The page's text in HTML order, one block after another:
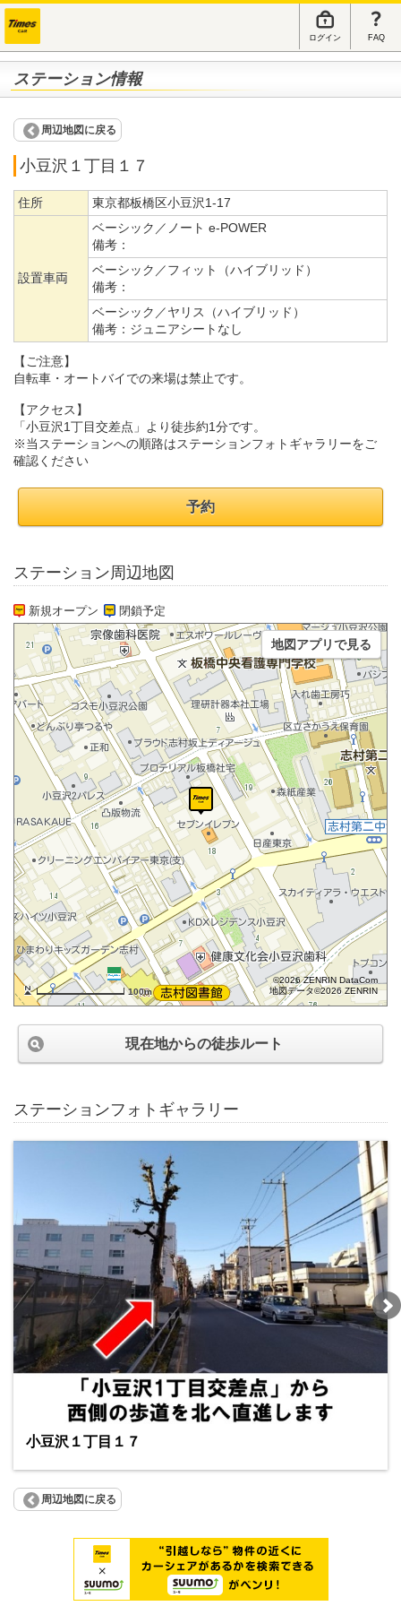
ログイン FAQ
ステーション情報
周辺地図に戻る
小豆沢１丁目１７
住所 東京都板橋区小豆沢1-17
設置車両
ベーシック／ノート e-POWER
備考：
ベーシック／フィット（ハイブリッド）
備考：
ベーシック／ヤリス（ハイブリッド）
備考： ジュニアシートなし
【ご注意】
自転車・オートバイでの来場は禁止です。
【アクセス】
「小豆沢1丁目交差点」より徒歩約1分です。
※当ステーションへの順路はステーションフォトギャラリーをご
確認ください
予約
ステーション周辺地図
新規オープン 閉鎖予定
100m
©2026 ZENRIN DataCom
地図データ©2026 ZENRIN
地図アプリで見る
現在地からの徒歩ルート
ステーションフォトギャラリー
小豆沢１丁目１７
周辺地図に戻る